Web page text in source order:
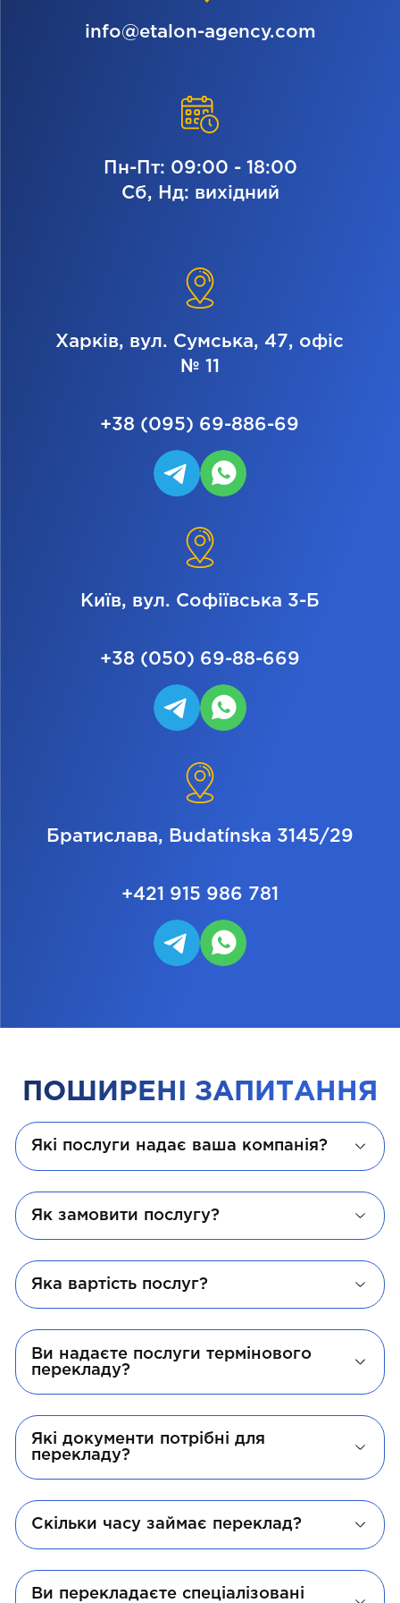
info@etalon-agency.com
Пн-Пт: 09:00 - 18:00
Сб, Нд: вихідний
Харків, вул. Сумська, 47, офіс
№ 11
+38 (095) 69-886-69
Київ, вул. Софіївська 3-Б
+38 (050) 69-88-669
Братислава, Budatínska 3145/29
+421 915 986 781
ПОШИРЕНІ ЗАПИТАННЯ
Які послуги надає ваша компанія?
Як замовити послугу?
Яка вартість послуг?
Ви надаєте послуги термінового
перекладу?
Які документи потрібні для
перекладу?
Скільки часу займає переклад?
Ви перекладаєте спеціалізовані